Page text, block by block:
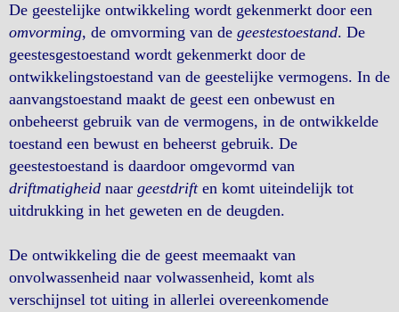
De geestelijke ontwikkeling wordt gekenmerkt door een
omvorming, de omvorming van de geestestoestand. De
geestesgestoestand wordt gekenmerkt door de
ontwikkelingstoestand van de geestelijke vermogens. In de
aanvangstoestand maakt de geest een onbewust en
onbeheerst gebruik van de vermogens, in de ontwikkelde
toestand een bewust en beheerst gebruik. De
geestestoestand is daardoor omgevormd van
driftmatigheid naar geestdriften komt uiteindelijk tot
uitdrukking in het geweten en de deugden.
De ontwikkeling die de geest meemaakt van
onvolwassenheid naar volwassenheid, komt als
verschijnsel tot uiting in allerlei overeenkomende